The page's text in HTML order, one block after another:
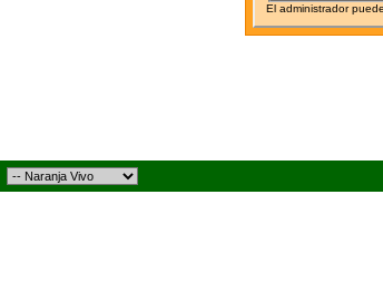
El administrador